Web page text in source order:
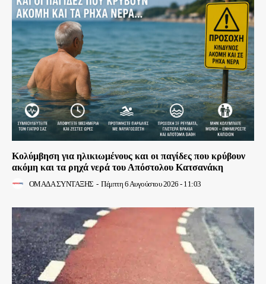
Κολύμβηση για ηλικιωμένους και οι παγίδες που κρύβουν
ακόμη και τα ρηχά νερά του Απόστολου Κατσανάκη
ΟΜΑΔΑ ΣΥΝΤΑΞΗΣ - Πέμπτη 6 Αυγούστου 2026 - 11:03